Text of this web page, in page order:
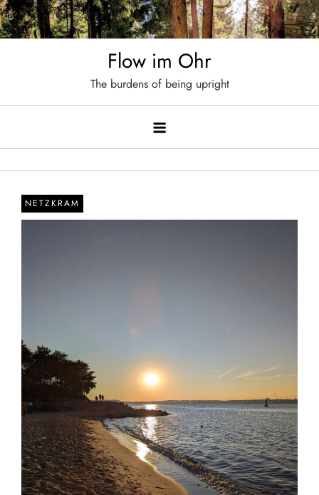
Skip
to
Flow im Ohr
The burdens of being upright
NETZKRAM